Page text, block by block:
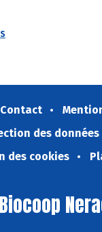
Contact
des données
des cookies
Biocoop